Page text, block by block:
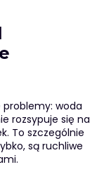
woda
rozsypuje się na
To szczególnie
są ruchliwe